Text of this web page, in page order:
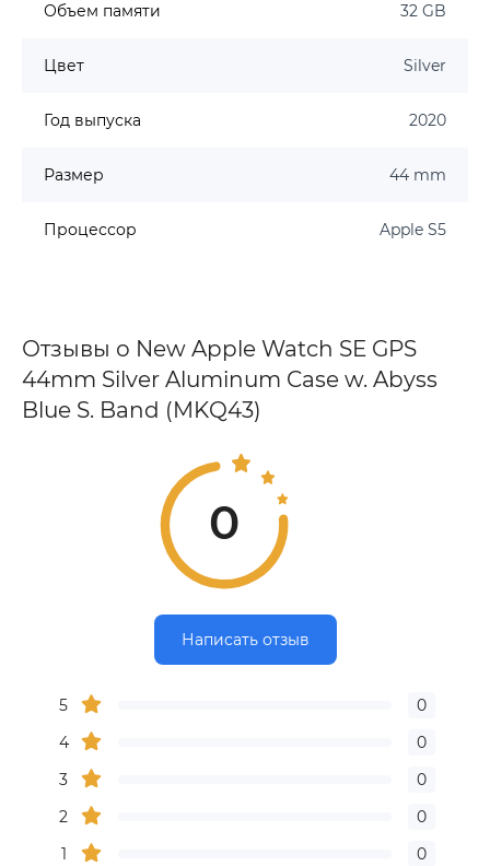
Объем памяти 32 GB
Цвет Silver
Год выпуска 2020
Размер 44 mm
Процессор Apple S5
Отзывы о New Apple Watch SE GPS
44mm Silver Aluminum Case w. Abyss
Blue S. Band (MKQ43)
0
Написать отзыв
5
0
4
0
3
0
2
0
1
0